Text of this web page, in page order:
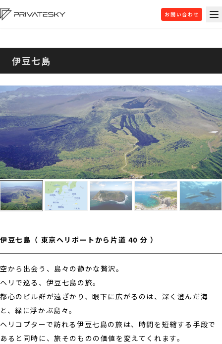
お問い合わせ
伊豆七島
伊豆七島 （ 東京ヘリポートから片道 40 分 ）
空から出会う、島々の静かな贅沢。
ヘリで巡る、伊豆七島の旅。
都心のビル群が遠ざかり、眼下に広がるのは、深く澄んだ海
と、緑に浮かぶ島々。
ヘリコプターで訪れる伊豆七島の旅は、時間を短縮する手段で
あると同時に、旅そのものの価値を変えてくれます。